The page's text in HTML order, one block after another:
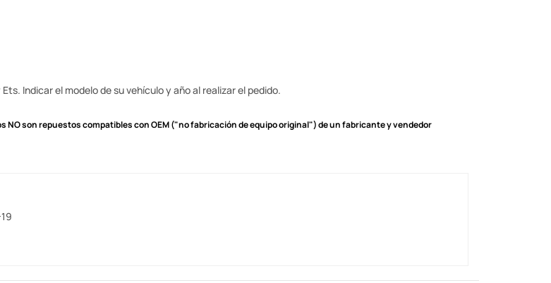
Indicar el modelo de su vehículo y año al realizar el pedido.
NO son repuestos compatibles con OEM ("no fabricación de equipo original") de un fabricante y vendedor